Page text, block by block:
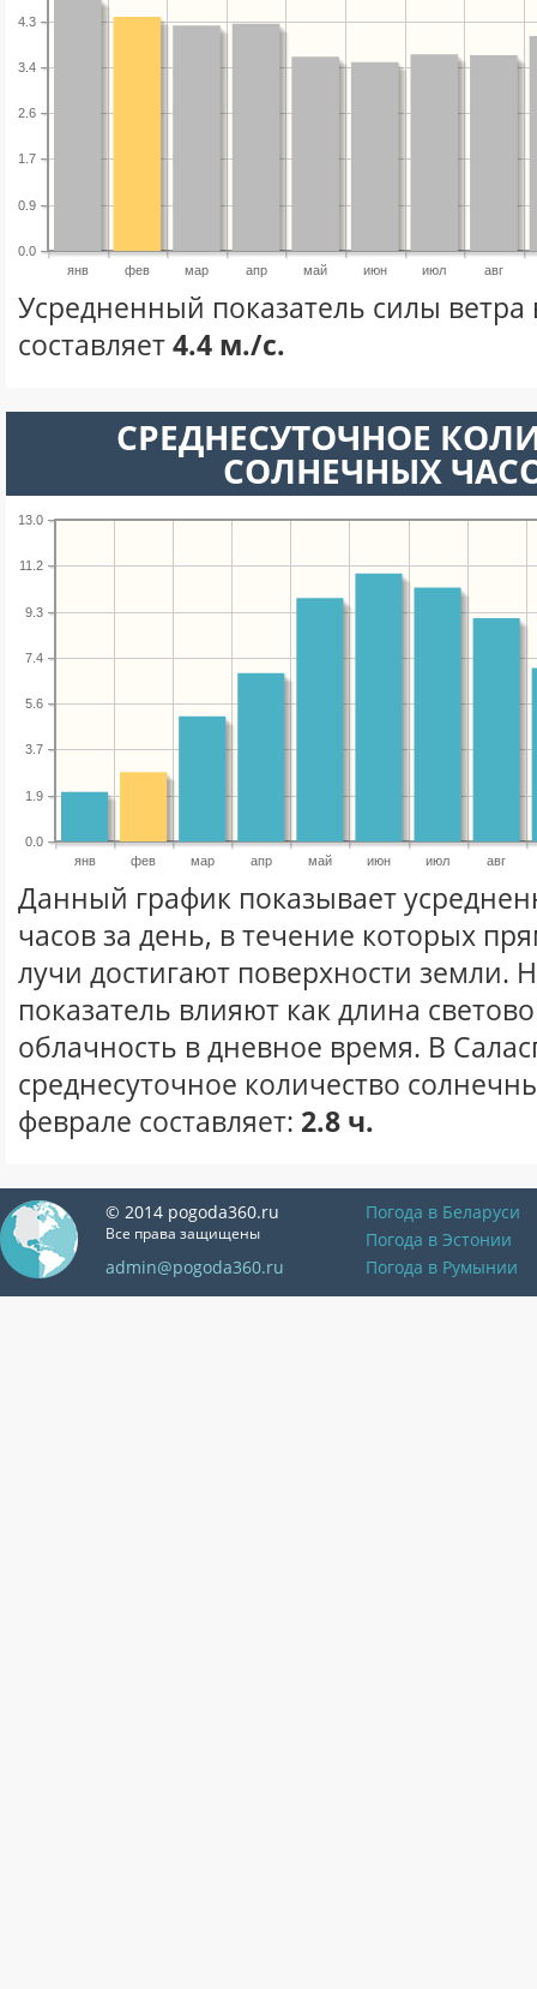
янв фев мар апр май июн июл авг
0.0
0.9
1.7
2.6
3.4
4.3
Усредненный показатель силы ветра
составляет4.4 м./с.
СРЕДНЕСУТОЧНОЕ
СОЛНЕЧНЫХ
янв фев мар апр май июн июл авг
0.0
1.9
3.7
5.6
7.4
9.3
11.2
13.0
Данный график показывает
часов за день, в течение которых
лучи достигают поверхности земли.
показатель влияют как длина
облачность в дневное время. В
среднесуточное количество
феврале составляет: 2.8 ч.
© 2014 pogoda360.ru
Все права защищены
admin@pogoda360.ru
Погода в Беларуси
Погода в Эстонии
Погода в Румынии